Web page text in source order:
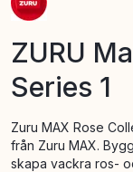
ZURU
Series 1
Zuru MAX Rose
från Zuru MAX.
skapa vackra ros-